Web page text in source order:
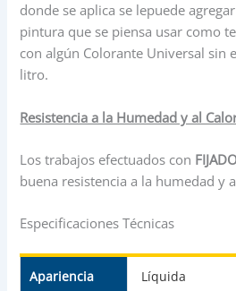
donde se aplica se lepuede
pintura que se piensa usar como
con algún Colorante Universal sin
litro.
Resistencia a la Humedad y al
Los trabajos efectuados con
buena resistencia a la humedad y
Especificaciones Técnicas
Apariencia Líquida